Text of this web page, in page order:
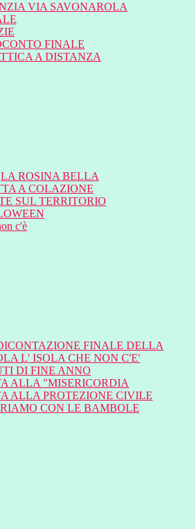
VIA SAVONAROLA
FINALE
A DISTANZA
LA ROSINA BELLA
A COLAZIONE
SUL TERRITORIO
c'è
FINALE DELLA
L' ISOLA CHE NON C'E'
DI FINE ANNO
ALLA "MISERICORDIA
ALLA PROTEZIONE CIVILE
CON LE BAMBOLE